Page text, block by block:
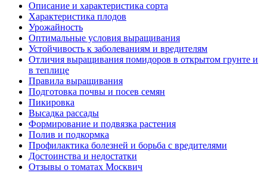
Описание и характеристика сорта
Характеристика плодов
Урожайность
Оптимальные условия выращивания
Устойчивость к заболеваниям и вредителям
Отличия выращивания помидоров в открытом грунте и
в теплице
Правила выращивания
Подготовка почвы и посев семян
Пикировка
Высадка рассады
Формирование и подвязка растения
Полив и подкормка
Профилактика болезней и борьба с вредителями
Достоинства и недостатки
Отзывы о томатах Москвич